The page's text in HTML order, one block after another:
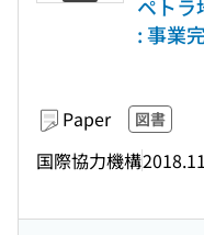
ペトラ
: 事業
Paper 図書
国際協力機構2018.11